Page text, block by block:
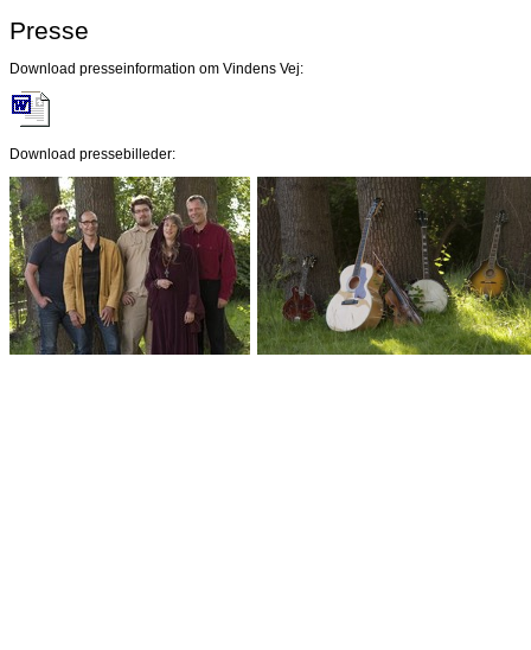
Presse
Download presseinformation om Vindens Vej:
Download pressebilleder: